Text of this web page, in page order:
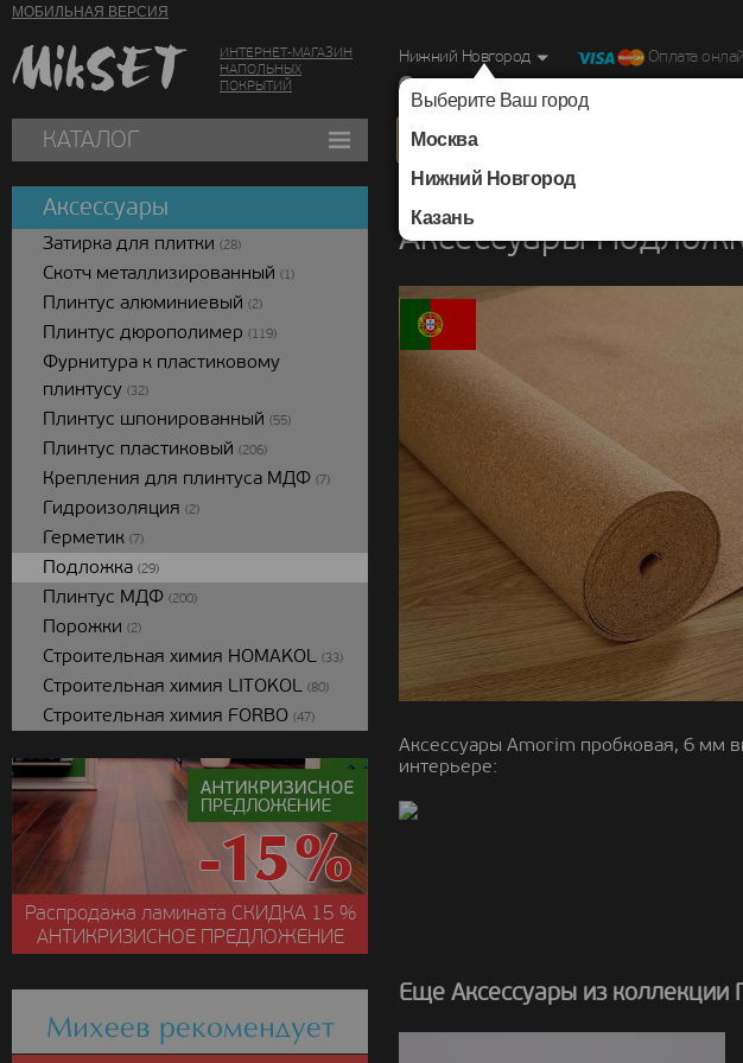
МОБИЛЬНАЯ ВЕРСИЯ
ИНТЕРНЕТ-МАГАЗИН
НАПОЛЬНЫХ
ПОКРЫТИЙ
Нижний Новгород
Выберите Ваш город
Москва
Нижний Новгород
Казань
Оплата
г. Нижний Новгород, Ул. Республиканская
КАТАЛОГ
Аксессуары
Аксессуары Amorim пробковая, 6 мм
интерьере:
Еще Аксессуары из коллекции
Аксессуары
Затирка для плитки (28)
Скотч металлизированный (1)
Плинтус алюминиевый (2)
Плинтус дюрополимер (119)
Фурнитура к пластиковому
плинтусу (32)
Плинтус шпонированный (55)
Плинтус пластиковый (206)
Крепления для плинтуса МДФ (7)
Гидроизоляция (2)
Герметик (7)
Подложка (29)
Плинтус МДФ (200)
Порожки (2)
Строительная химия HOMAKOL (33)
Строительная химия LITOKOL (80)
Строительная химия FORBO (47)
Распродажа ламината СКИДКА15 %
АНТИКРИЗИСНОЕ ПРЕДЛОЖЕНИЕ
Михеев рекомендует